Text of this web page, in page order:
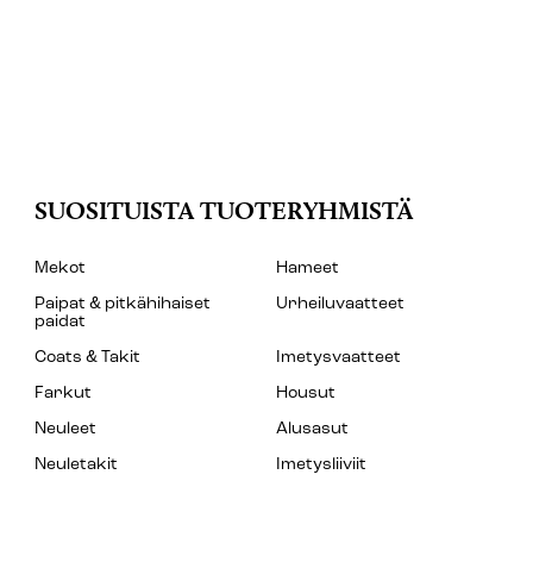
SUOSITUISTA TUOTERYHMISTÄ
Mekot
Hameet
Paipat & pitkähihaiset
paidat
Urheiluvaatteet
Coats & Takit
Imetysvaatteet
Farkut
Housut
Neuleet
Alusasut
Neuletakit
Imetysliiviit